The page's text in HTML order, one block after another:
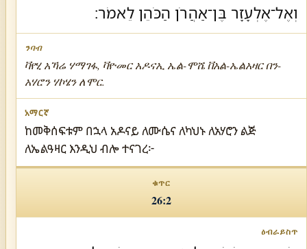
וְאֶל־אֶלְעָזָר בֶּן־אַהֲרֹן הַכֹּהֵן לֵאמֹר׃
ቫየሂ አኻሬ ሃማገፋ, ቫዮመር አዶናኢ ኤል-ሞሼ ቨአል-ኤልአዛር በን-
አሃሮን ሃኮሄን ለሞር.
ከመቅሰፍቱም በኋላ አዶናይ ለሙሴና ለካህኑ ለአሃሮን ልጅ
ለኤልዓዛር እንዲህ ብሎ ተናገረ፦
26:2